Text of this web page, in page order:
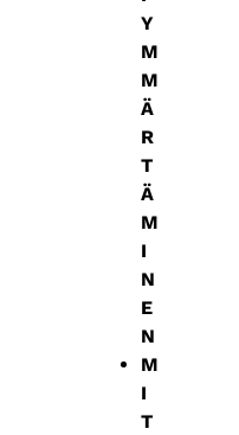
Y
M
M
Ä
R
T
Ä
M
I
N
E
N
M
I
T